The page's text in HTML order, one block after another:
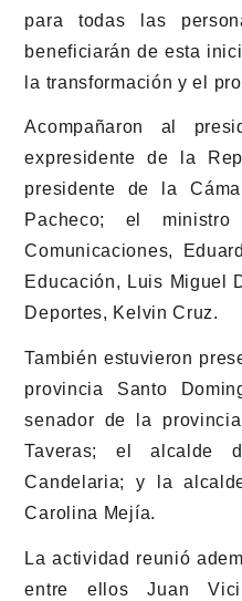
para todas las
beneficiarán de esta
la transformación y el
Acompañaron al
expresidente de la
presidente de la
Pacheco; el ministro
Comunicaciones,
Educación, Luis Miguel
Deportes, Kelvin Cruz.
También estuvieron
provincia Santo
senador de la
Taveras; el alcalde
Candelaria; y la
Carolina Mejía.
La actividad reunió
entre ellosJuan